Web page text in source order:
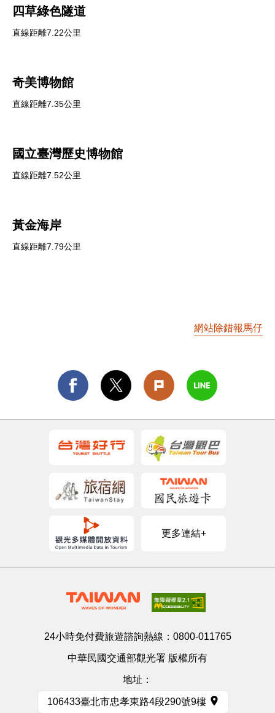
四草綠色隧道
直線距離7.22公里
奇美博物館
直線距離7.35公里
國立臺灣歷史博物館
直線距離7.52公里
黃金海岸
直線距離7.79公里
網站除錯報馬仔
更多連結+
24小時免付費旅遊諮詢熱線： 0800-011765
中華民國交通部觀光署 版權所有
地址：
106433臺北市忠孝東路4段290號9樓